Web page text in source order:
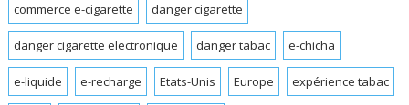
commerce e-cigarette danger cigarette
danger cigarette electronique danger tabac e-chicha
e-liquide e-recharge Etats-Unis Europe expérience tabac